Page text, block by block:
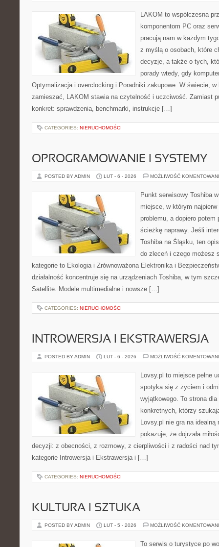
LAKOM to współczesna
komponentom PC oraz
pracują nam w każdym
z myślą o osobach, które
decyzje, a także o tych,
porady wtedy, gdy
Optymalizacja i overclocking i Poradniki zakupowe. W świecie,
zamieszać, LAKOM stawia na czytelność i uczciwość. Zamiast
konkret: sprawdzenia, benchmarki, instrukcje […]
CATEGORIES: NIERUCHOMOŚCI
OPROGRAMOWANIE I SYSTEMY
POSTED BY ADMIN LUT - 6 - 2026 MOŻLIWOŚĆ
Punkt serwisowy Toshiba
miejsce, w którym
problemu, a dopiero potem
ścieżkę naprawy. Jeśli
Toshiba na Śląsku, ten
do zleceń i czego możesz
kategorie to Ekologia i Zrównoważona Elektronika i
działalność koncentruje się na urządzeniach Toshiba, w tym
Satellite. Modele multimedialne i nowsze […]
CATEGORIES: NIERUCHOMOŚCI
INTROWERSJA I EKSTRAWERSJA
POSTED BY ADMIN LUT - 6 - 2026 MOŻLIWOŚĆ
Lovsy.pl to miejsce pełne
spotyka się z życiem i
wyjątkowego. To strona
konkretnych, którzy
Lovsy.pl nie gra na idealną
pokazuje, że dojrzała
decyzji: z obecności, z rozmowy, z cierpliwości i z radości nad
kategorie Introwersja i Ekstrawersja i […]
CATEGORIES: NIERUCHOMOŚCI
KULTURA I SZTUKA
POSTED BY ADMIN LUT - 5 - 2026 MOŻLIWOŚĆ
To serwis o turystyce po